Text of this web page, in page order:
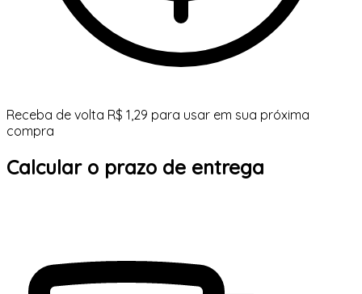
Receba de volta R$ 1,29 para usar em sua próxima
compra
Calcular o prazo de entrega